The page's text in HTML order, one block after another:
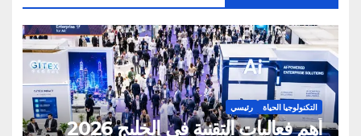
التكنولوجيا الحياة رئيسي
أهم فعاليات التقنية في الخليج 2026